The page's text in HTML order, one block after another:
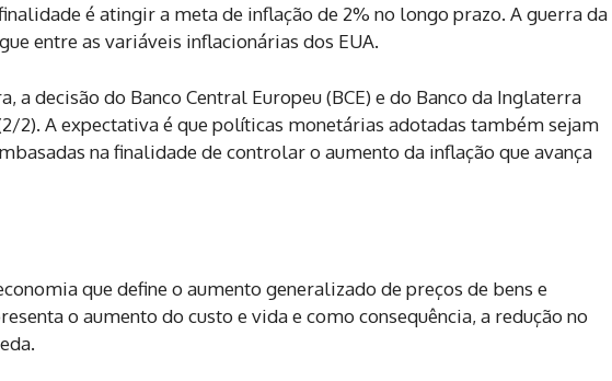
é atingir a meta de inflação de 2% no longo prazo. A guerra da
entre as variáveis inflacionárias dos EUA.
a decisão do Banco Central Europeu (BCE) e do Banco da Inglaterra
2). A expectativa é que políticas monetárias adotadas também sejam
na finalidade de controlar o aumento da inflação que avança
que define o aumento generalizado de preços de bens e
o aumento do custo e vida e como consequência, a redução no